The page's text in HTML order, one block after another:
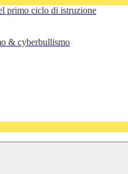
primo ciclo di istruzione
& cyberbullismo